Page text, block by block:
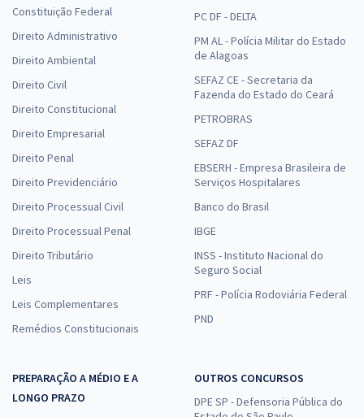
Constituição Federal
Direito Administrativo
Direito Ambiental
Direito Civil
Direito Constitucional
Direito Empresarial
Direito Penal
Direito Previdenciário
Direito Processual Civil
Direito Processual Penal
Direito Tributário
Leis
Leis Complementares
Remédios Constitucionais
PC DF - DELTA
PM AL - Polícia Militar do Estado
de Alagoas
SEFAZ CE - Secretaria da
Fazenda do Estado do Ceará
PETROBRAS
SEFAZ DF
EBSERH - Empresa Brasileira de
Serviços Hospitalares
Banco do Brasil
IBGE
INSS - Instituto Nacional do
Seguro Social
PRF - Polícia Rodoviária Federal
PND
PREPARAÇÃO A MÉDIO E A
LONGO PRAZO
OUTROS CONCURSOS
DPE SP - Defensoria Pública do